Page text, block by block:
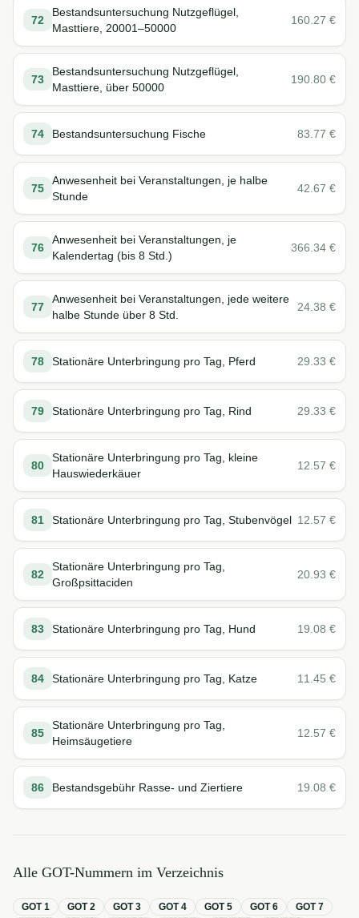
72
Bestandsuntersuchung Nutzgeflügel,
Masttiere, 20001–50000
160.27 €
73
Bestandsuntersuchung Nutzgeflügel,
Masttiere, über 50000
190.80 €
74 Bestandsuntersuchung Fische 83.77 €
75
Anwesenheit bei Veranstaltungen, je halbe
Stunde
42.67 €
76
Anwesenheit bei Veranstaltungen, je
Kalendertag (bis 8 Std.)
366.34 €
77
Anwesenheit bei Veranstaltungen, jede weitere
halbe Stunde über 8 Std.
24.38 €
78 Stationäre Unterbringung pro Tag, Pferd 29.33 €
79 Stationäre Unterbringung pro Tag, Rind 29.33 €
80
Stationäre Unterbringung pro Tag, kleine
Hauswiederkäuer
12.57 €
81 Stationäre Unterbringung pro Tag, Stubenvögel 12.57 €
82
Stationäre Unterbringung pro Tag,
Großpsittaciden
20.93 €
83 Stationäre Unterbringung pro Tag, Hund 19.08 €
84 Stationäre Unterbringung pro Tag, Katze 11.45 €
85
Stationäre Unterbringung pro Tag,
Heimsäugetiere
12.57 €
86 Bestandsgebühr Rasse- und Ziertiere 19.08 €
Alle GOT-Nummern im Verzeichnis
GOT1 GOT2 GOT3 GOT4 GOT5 GOT6 GOT7